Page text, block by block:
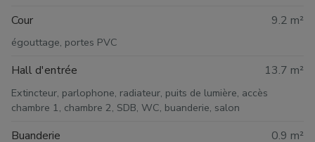
Cour
9.2 m²
égouttage, portes PVC
Hall d'entrée 13.7 m²
Extincteur, parlophone, radiateur, puits de lumière, accès
chambre 1, chambre 2, SDB, WC, buanderie, salon
Buanderie 0.9 m²